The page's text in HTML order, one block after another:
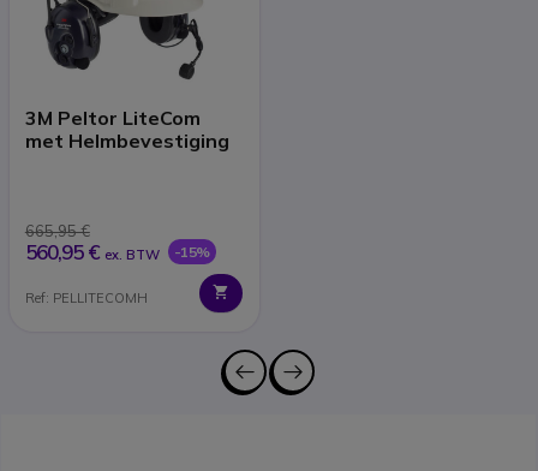
3M Peltor LiteCom
met Helmbevestiging
665,95 €
560,95 € ex. BTW -15%
Ref: PELLITECOMH